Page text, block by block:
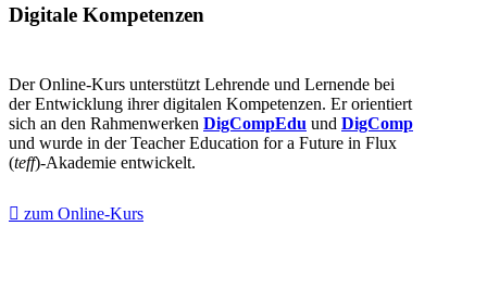
Digitale Kompetenzen
Der Online-Kurs unterstützt Lehrende und Lernende bei
der Entwicklung ihrer digitalen Kompetenzen. Er orientiert
sich an den Rahmenwerken DigCompEdu und DigComp
und wurde in der Teacher Education for a Future in Flux
(teff)-Akademie entwickelt.
zum Online-Kurs